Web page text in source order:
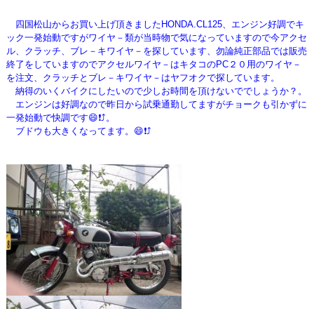
四国松山からお買い上げ頂きましたHONDA.CL125、エンジン好調でキ
ック一発始動ですがワイヤ－類が当時物で気になっていますので今アクセ
ル、クラッチ、ブレ－キワイヤ－を探しています、勿論純正部品では販売
終了をしていますのでアクセルワイヤ－はキタコのPC２０用のワイヤ－
を注文、クラッチとブレ－キワイヤ－はヤフオクで探しています。
納得のいくバイクにしたいので少しお時間を頂けないででしょうか？。
エンジンは好調なので昨日から試乗通勤してますがチョークも引かずに
一発始動で快調です😄❗⤴️。
ブドウも大きくなってます。😄❗⤴️